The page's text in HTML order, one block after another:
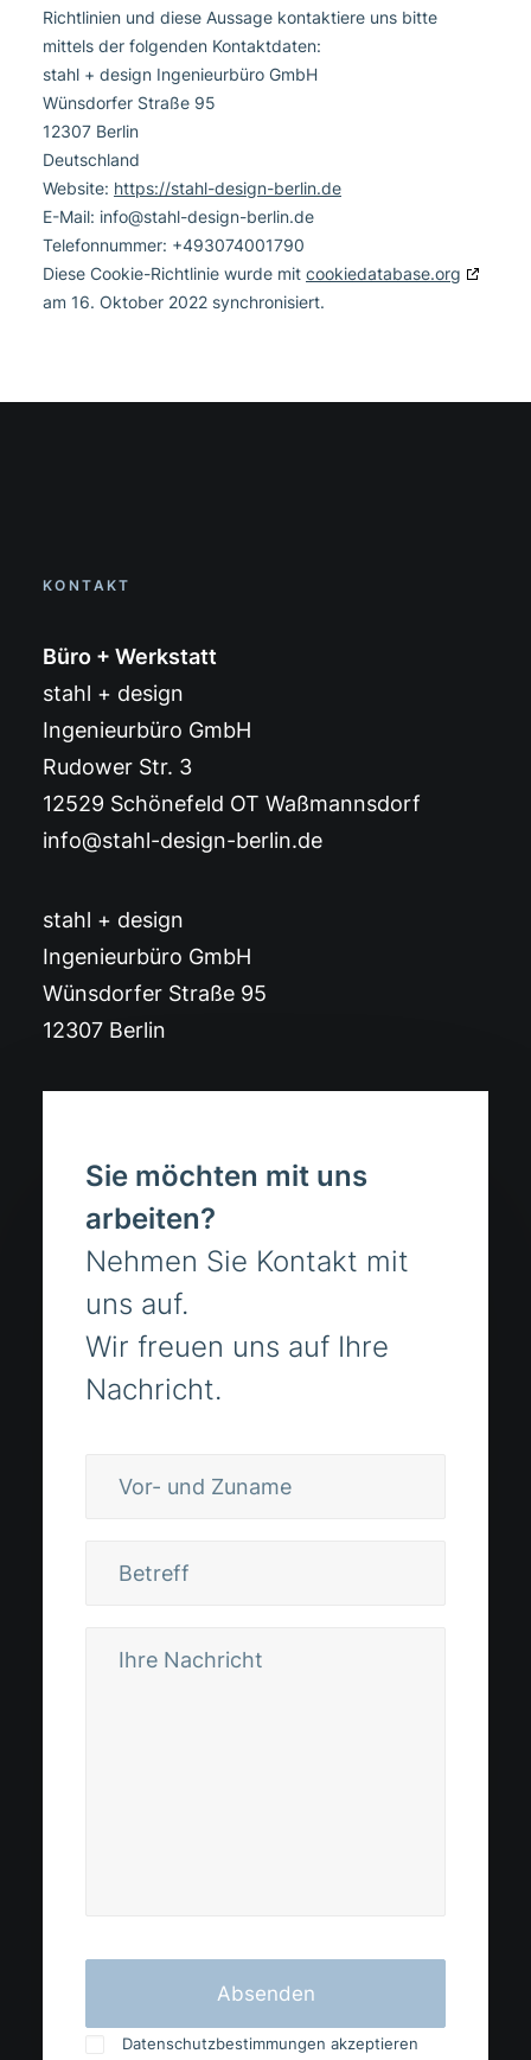
Richtlinien und diese Aussage kontaktiere uns bitte
mittels der folgenden Kontaktdaten:
stahl + design Ingenieurbüro GmbH
Wünsdorfer Straße 95
12307 Berlin
Deutschland
Website: https://stahl-design-berlin.de
E-Mail: info@stahl-design-berlin.de
Telefonnummer: +493074001790
Diese Cookie-Richtlinie wurde mit cookiedatabase.org
am 16. Oktober 2022 synchronisiert.
KONTAKT
Büro + Werkstatt
stahl + design
Ingenieurbüro GmbH
Rudower Str. 3
12529 Schönefeld OT Waßmannsdorf
info@stahl-design-berlin.de
stahl + design
Ingenieurbüro GmbH
Wünsdorfer Straße 95
12307 Berlin
Sie möchten mit uns
arbeiten?
Nehmen Sie Kontakt mit
uns auf.
Wir freuen uns auf Ihre
Nachricht.
Datenschutzbestimmungen akzeptieren